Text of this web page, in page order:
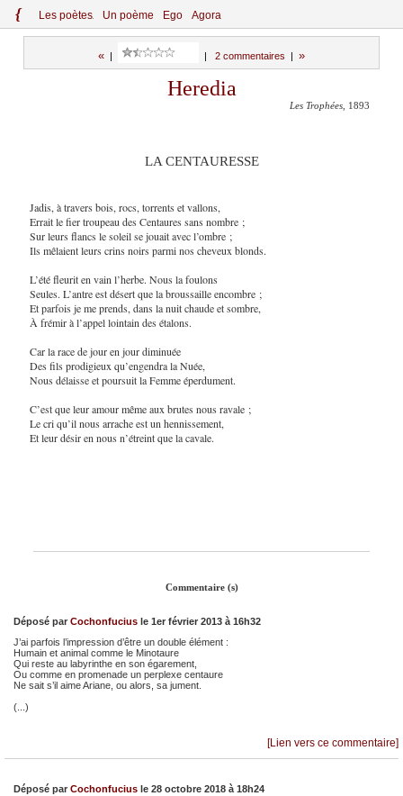
{ Les poètes Un poème Ego Agora
« 2 commentaires »
Heredia
Les Trophées , 1893
LA CENTAURESSE
Jadis, à travers bois, rocs, torrents et vallons,
Errait le fier troupeau des Centaures sans nombre ;
Sur leurs flancs le soleil se jouait avec l’ombre ;
Ils mêlaient leurs crins noirs parmi nos cheveux blonds.
L’été fleurit en vain l’herbe. Nous la foulons
Seules. L’antre est désert que la broussaille encombre ;
Et parfois je me prends, dans la nuit chaude et sombre,
À frémir à l’appel lointain des étalons.
Car la race de jour en jour diminuée
Des fils prodigieux qu’engendra la Nuée,
Nous délaisse et poursuit la Femme éperdument.
C’est que leur amour même aux brutes nous ravale ;
Le cri qu’il nous arrache est un hennissement,
Et leur désir en nous n’étreint que la cavale.
Commentaire (s)
Déposé par Cochonfucius le 1er février 2013 à 16h32
J’ai parfois l’impression d’être un double élément :
Humain et animal comme le Minotaure
Qui reste au labyrinthe en son égarement,
Ou comme en promenade un perplexe centaure
Ne sait s’il aime Ariane, ou alors, sa jument.
(...)
[Lien vers ce commentaire]
Déposé par Cochonfucius le 28 octobre 2018 à 18h24